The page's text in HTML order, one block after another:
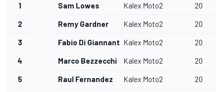
1 Sam Lowes Kalex Moto2 20
2 Remy Gardner Kalex Moto2 20
3 Fabio Di GiannantonioKalex Moto2 20
4 Marco Bezzecchi Kalex Moto2 20
5 Raul Fernandez Kalex Moto2 20